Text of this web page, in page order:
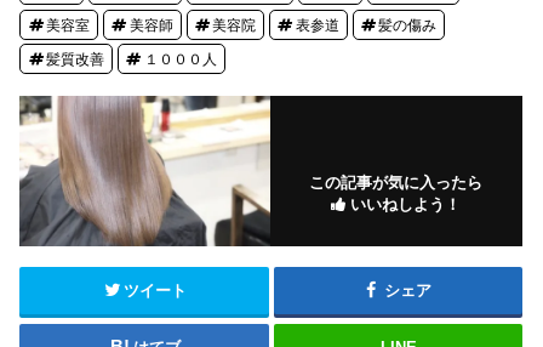
美容室 美容師 美容院 表参道 髪の傷み
髪質改善 １０００人
この記事が気に入ったら
いいねしよう！
ツイート シェア